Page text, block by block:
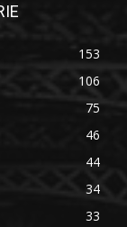
153
106
75
46
44
34
33